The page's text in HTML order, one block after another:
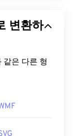
변환하